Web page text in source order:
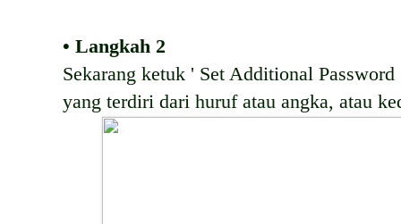
• Langkah 2
Sekarang ketuk ' Set Additional
yang terdiri dari huruf atau angka, atau